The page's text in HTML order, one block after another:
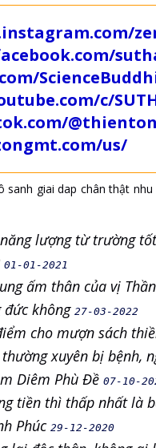
c/
us/
sanh giai dap chân thật nhu
lượng từ trường
01-01-2021
ấm thân của vị
đức không 27-03-2022
cho mượn sách
xuyên bị bệnh,
Diêm Phù Đề 07-10-
tiền thì thấp nhất là
Phúc 29-12-2020